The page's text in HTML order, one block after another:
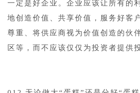
一定是好企业。企业应该让所有的
地创造价值、共享价值，服务好客
尊重、将供应商视为价值创造的伙
区等，而不应该仅仅为投资者提供